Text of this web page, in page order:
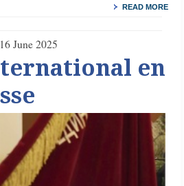
READ MORE
16 June 2025
en